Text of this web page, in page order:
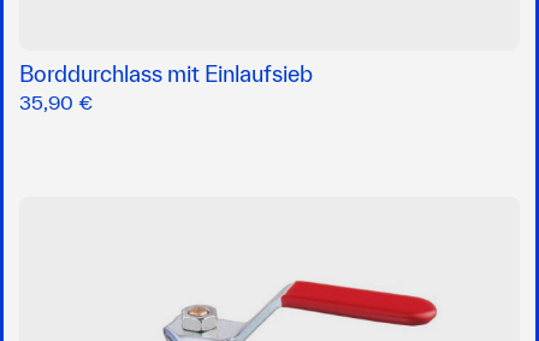
Borddurchlass mit Einlaufsieb
35,90 €